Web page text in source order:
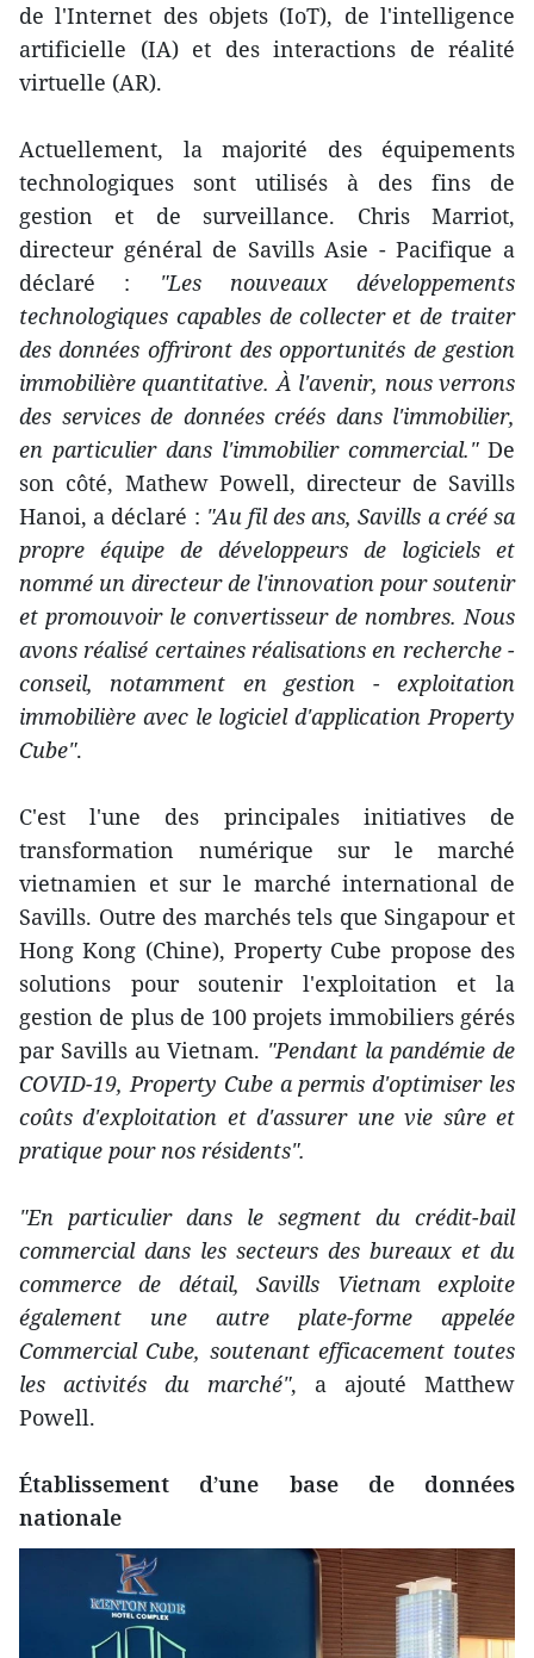
de l'Internet des objets (IoT), de l'intelligence
artificielle (IA) et des interactions de réalité
virtuelle (AR).
Actuellement, la majorité des équipements
technologiques sont utilisés à des fins de
gestion et de surveillance. Chris Marriot,
directeur général de Savills Asie - Pacifique a
déclaré :
"Les nouveaux développements
technologiques capables de collecter et de traiter
des données offriront des opportunités de gestion
immobilière quantitative. À l'avenir, nous verrons
des services de données créés dans l'immobilier,
en particulier dans l'immobilier commercial."De
son côté, Mathew Powell, directeur de Savills
Hanoi, a déclaré : "Au fil des ans, Savills a créé sa
propre équipe de développeurs de logiciels et
nommé un directeur de l'innovation pour soutenir
et promouvoir le convertisseur de nombres. Nous
avons réalisé certaines réalisations en recherche -
conseil, notamment en gestion - exploitation
immobilière avec le logiciel d'application Property
Cube".
C'est l'une des principales initiatives de
transformation numérique sur le marché
vietnamien et sur le marché international de
Savills. Outre des marchés tels que Singapour et
Hong Kong (Chine), Property Cube propose des
solutions pour soutenir l'exploitation et la
gestion de plus de 100 projets immobiliers gérés
par Savills au Vietnam. "Pendant la pandémie de
COVID-19, Property Cube a permis d'optimiser les
coûts d'exploitation et d'assurer une vie sûre et
pratique pour nos résidents".
"En particulier dans le segment du crédit-bail
commercial dans les secteurs des bureaux et du
commerce de détail, Savills Vietnam exploite
également une autre plate-forme appelée
Commercial Cube, soutenant efficacement toutes
les activités du marché", a ajouté Matthew
Powell.
Établissement d’une base de données
nationale